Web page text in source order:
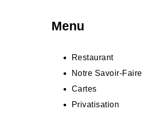
Menu
Restaurant
Notre Savoir-Faire
Cartes
Privatisation